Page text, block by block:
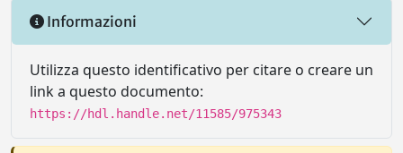
Informazioni
Utilizza questo identificativo per citare o creare un
link a questo documento:
https://hdl.handle.net/11585/975343